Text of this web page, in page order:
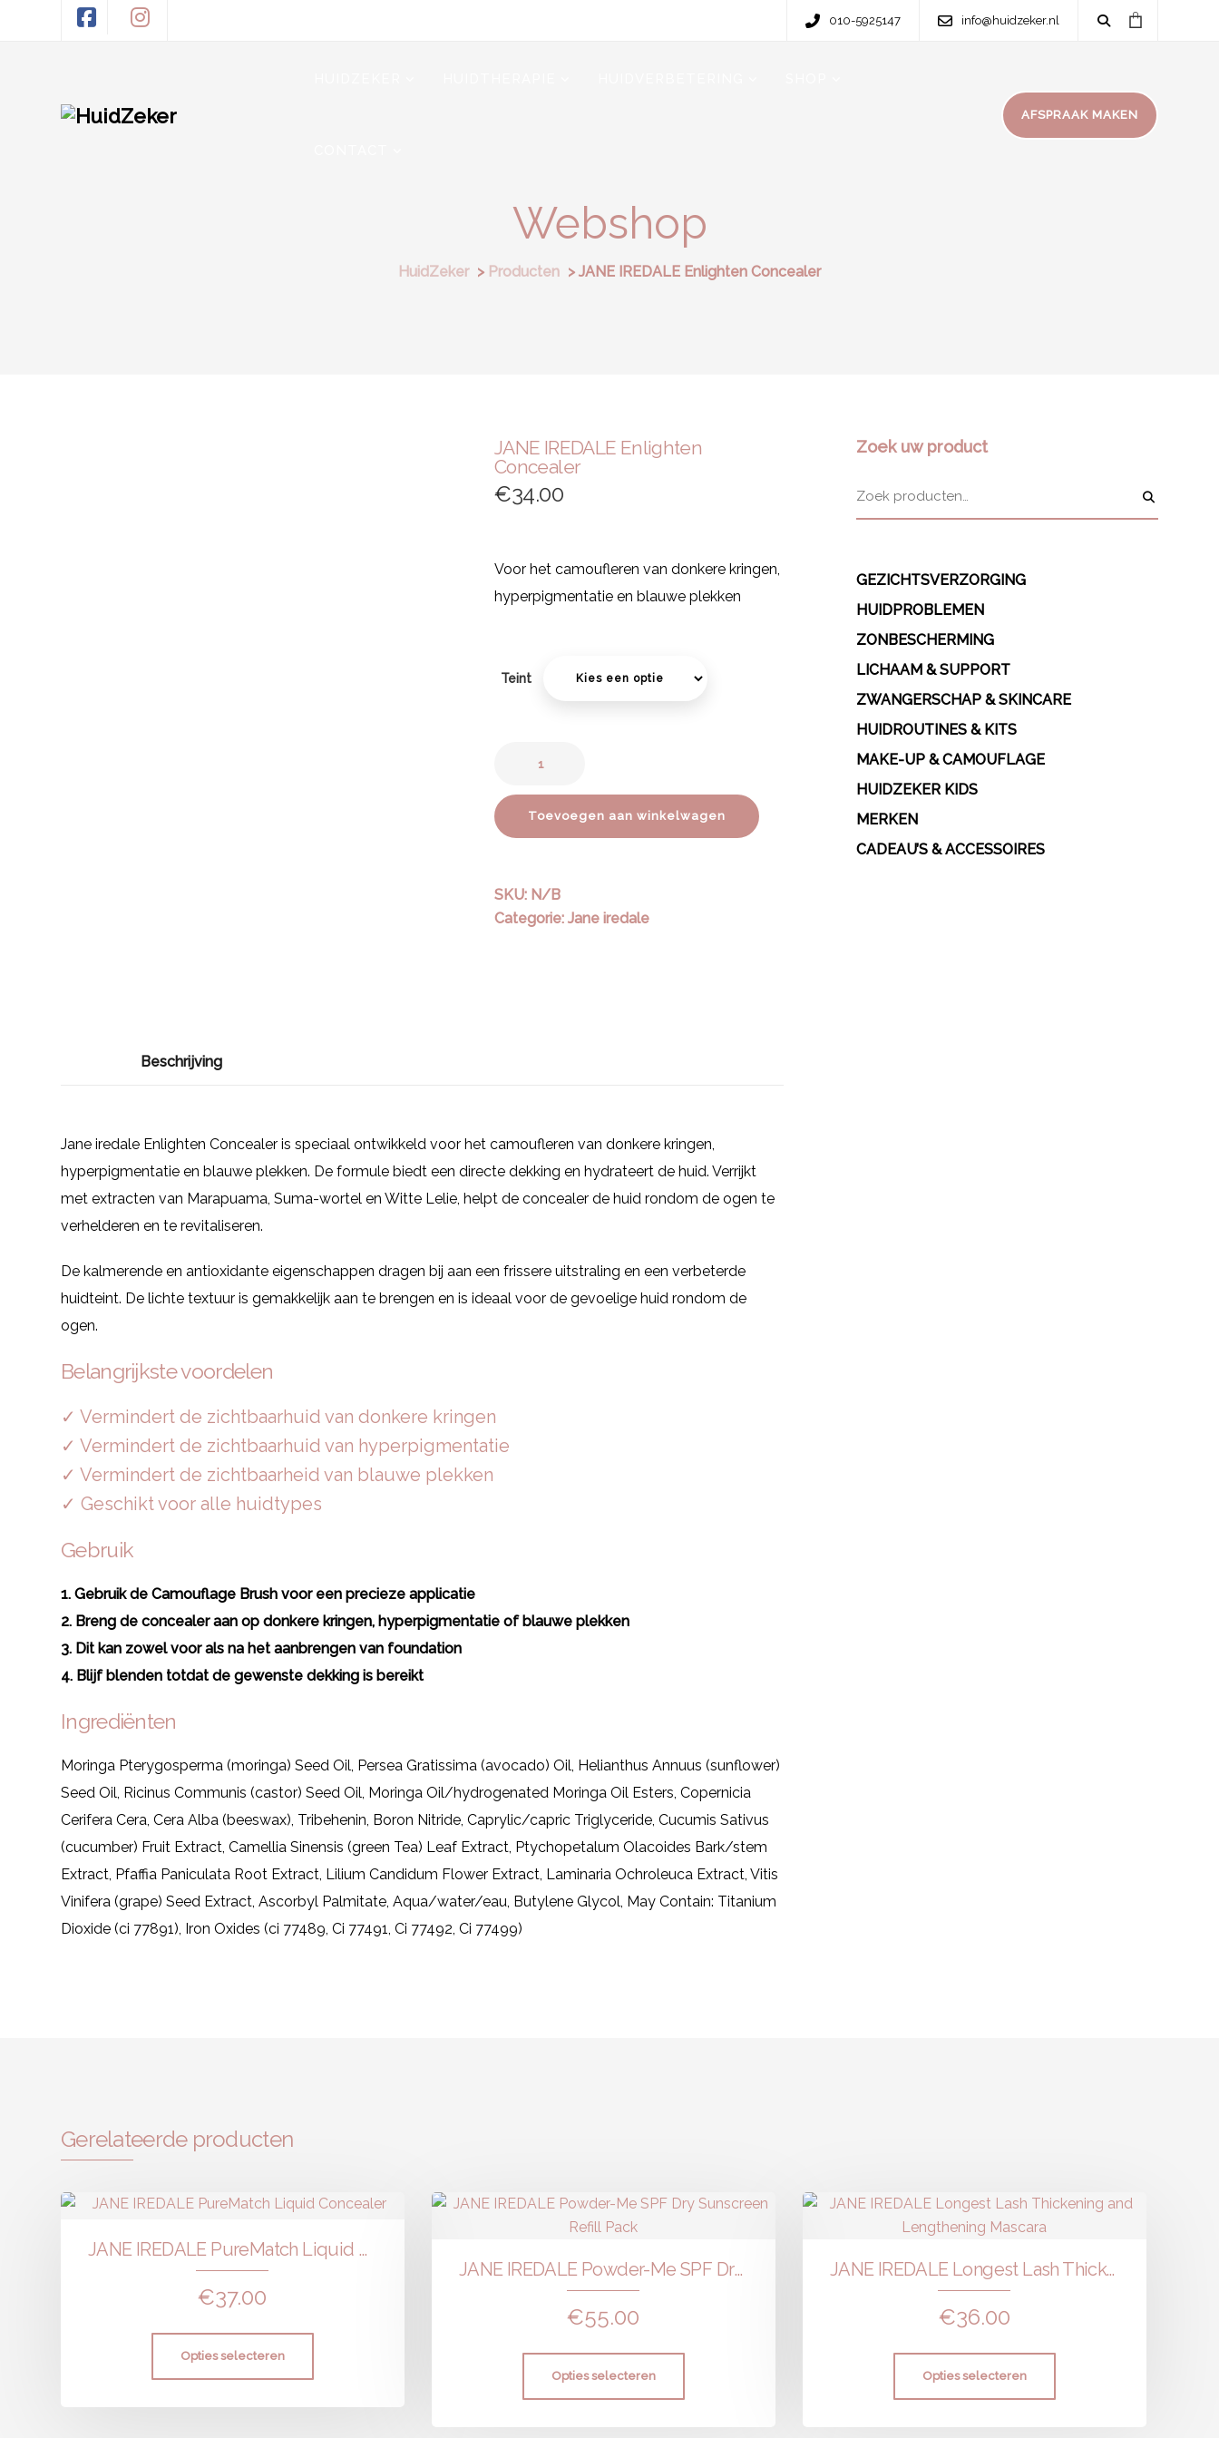
010-5925147 info@huidzeker.nl
AFSPRAAK MAKEN
Webshop
HuidZeker > Producten > JANE IREDALE Enlighten Concealer
JANE IREDALE Enlighten
Concealer
€34.00
Voor het camoufleren van donkere kringen,
hyperpigmentatie en blauwe plekken
Teint
Toevoegen aan winkelwagen
SKU: N/B
Categorie: Jane iredale
Beschrijving
Jane iredale Enlighten Concealer is speciaal ontwikkeld voor het camoufleren van donkere kringen,
hyperpigmentatie en blauwe plekken. De formule biedt een directe dekking en hydrateert de huid. Verrijkt
met extracten van Marapuama, Suma-wortel en Witte Lelie, helpt de concealer de huid rondom de ogen te
verhelderen en te revitaliseren.
De kalmerende en antioxidante eigenschappen dragen bij aan een frissere uitstraling en een verbeterde
huidteint. De lichte textuur is gemakkelijk aan te brengen en is ideaal voor de gevoelige huid rondom de
ogen.
Belangrijkste voordelen
✓ Vermindert de zichtbaarhuid van donkere kringen
✓ Vermindert de zichtbaarhuid van hyperpigmentatie
✓ Vermindert de zichtbaarheid van blauwe plekken
✓ Geschikt voor alle huidtypes
Gebruik
1. Gebruik de Camouflage Brush voor een precieze applicatie
2. Breng de concealer aan op donkere kringen, hyperpigmentatie of blauwe plekken
3. Dit kan zowel voor als na het aanbrengen van foundation
4. Blijf blenden totdat de gewenste dekking is bereikt
Ingrediënten
Moringa Pterygosperma (moringa) Seed Oil, Persea Gratissima (avocado) Oil, Helianthus Annuus (sunflower)
Seed Oil, Ricinus Communis (castor) Seed Oil, Moringa Oil/hydrogenated Moringa Oil Esters, Copernicia
Cerifera Cera, Cera Alba (beeswax), Tribehenin, Boron Nitride, Caprylic/capric Triglyceride, Cucumis Sativus
(cucumber) Fruit Extract, Camellia Sinensis (green Tea) Leaf Extract, Ptychopetalum Olacoides Bark/stem
Extract, Pfaffia Paniculata Root Extract, Lilium Candidum Flower Extract, Laminaria Ochroleuca Extract, Vitis
Vinifera (grape) Seed Extract, Ascorbyl Palmitate, Aqua/water/eau, Butylene Glycol, May Contain: Titanium
Dioxide (ci 77891), Iron Oxides (ci 77489, Ci 77491, Ci 77492, Ci 77499)
Zoek uw product
GEZICHTSVERZORGING
HUIDPROBLEMEN
ZONBESCHERMING
LICHAAM & SUPPORT
ZWANGERSCHAP & SKINCARE
HUIDROUTINES & KITS
MAKE-UP & CAMOUFLAGE
HUIDZEKER KIDS
MERKEN
CADEAU’S & ACCESSOIRES
Gerelateerde producten
JANE IREDALE PureMatch Liquid Concealer
€37.00
Opties selecteren
JANE IREDALE Powder-Me SPF Dry Sunscreen Refill Pack
€55.00
Opties selecteren
JANE IREDALE Longest Lash Thickening and Lengthening Mascara
€36.00
Opties selecteren